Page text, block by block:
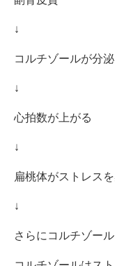
↓
コルチゾールが分泌
↓
心拍数が上がる
↓
扁桃体がストレス
↓
さらにコルチゾー